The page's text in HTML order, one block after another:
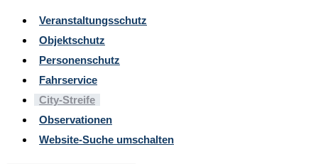
Veranstaltungsschutz
Objektschutz
Personenschutz
Fahrservice
City-Streife
Observationen
Website-Suche umschalten